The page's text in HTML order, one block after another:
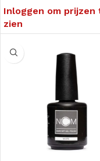
Inloggen om prijzen
zien